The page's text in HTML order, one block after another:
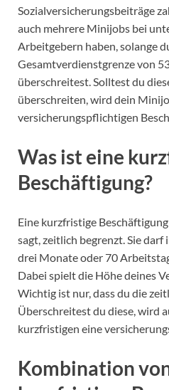
Sozialversicherungsbeiträge
auch mehrere Minijobs bei
Arbeitgebern haben, solange
Gesamtverdienstgrenze von
überschreitest. Solltest du
überschreiten, wird dein
versicherungspflichtigen
Was ist eine
Beschäftigung?
Eine kurzfristige
sagt, zeitlich begrenzt. Sie
drei Monate oder 70
Dabei spielt die Höhe deines
Wichtig ist nur, dass du die
Überschreitest du diese, wird
kurzfristigen eine
Kombination